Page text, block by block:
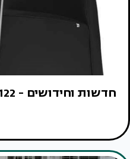
חדשות וחידושים - 122